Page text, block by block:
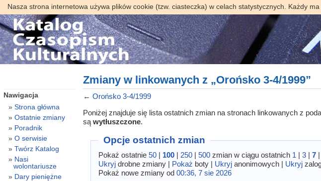
Nasza strona internetowa używa plików cookie (tzw. ciasteczka) w celach statystycznych. Każdy
Zmiany w linkowanych z „Orońsko 3-4/1999”
← Orońsko 3-4/1999
Poniżej znajduje się lista ostatnich zmian na stronach linkowanych z
są wytłuszczone.
Opcje ostatnich zmian
Pokaż ostatnie50 | 100 | 250 |500 zmian w ciągu ostatnich 1 |3 |7 |
Ukryj drobne zmiany | Pokaż boty | Ukryj anonimowych | Ukryj
Pokaż nowe zmiany od00:36, 7 sie 2026
Nawigacja
Strona główna
Ostatnie zmiany
Poradnik
O serwisie
Twórz Katalog
Nasi
wolontariusze
Dary pieniężne